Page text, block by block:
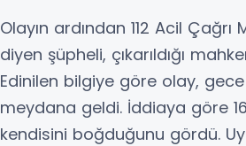
Olayın ardından 112 Acil
diyen şüpheli, çıkarıldığı
Edinilen bilgiye göre olay,
meydana geldi. İddiaya göre
kendisini boğduğunu gördü.